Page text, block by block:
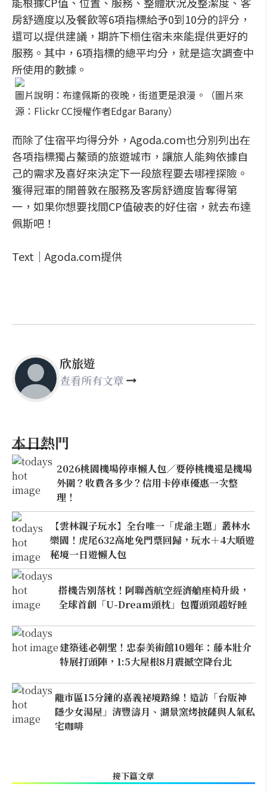
房舒適度以及餐飲等6項指標給予0到10分的評分，
還可以提供建議，期許下榻住宿未來能提供更好的
服務。其中，6項指標的總平均分，就是這次調查中
所使用的數據。
圖片說明：布達佩斯的夜晚，街道更是浪漫。（圖片來
源：Flickr CC授權作者Edgar Barany）
而除了住宿平均得分外，Agoda.com也分別列出在
各項指標獨占鰲頭的旅遊城市，讓旅人能夠依據自
己的需求及喜好來決定下一段旅程要去哪裡探險。
獲得冠軍的開普敦在服務及客房舒適度皆奪得第
一，如果你想要找間CP值破表的好住宿，就去布達
佩斯吧！
Text│Agoda.com提供
欣旅遊
查看所有文章
本日熱門
2026桃園機場停車懶人包／要停桃機還是機場
外圍？收費各多少？信用卡停車優惠一次整
理！
【雲林親子玩水】全台唯一「虎爺主題」叢林水
樂園！虎尾632高地免門票回歸，玩水＋4大順遊
秘境一日遊懶人包
搭機告別落枕！阿聯酋航空經濟艙座椅升級，
全球首創「U-Dream頭枕」包覆頭頸超好睡
建築迷必朝聖！忠泰美術館10週年：藤本壯介
特展打頭陣，1:5大屋根8月震撼空降台北
離市區15分鐘的嘉義祕境路線！造訪「台版神
隱少女湯屋」清豐濤月、湖景窯烤披薩與人氣私
宅咖啡
接下篇文章